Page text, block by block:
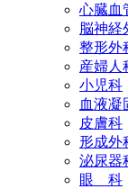
心臓血
脳神経
整形外
産婦人
小児科
血液凝
皮膚科
形成外
泌尿器
眼 科